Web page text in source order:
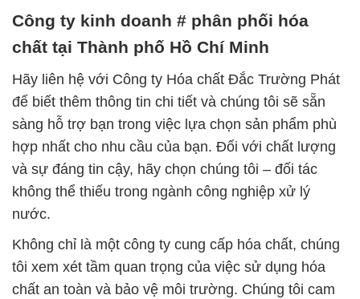
Công ty kinh doanh # phân phối hóa
chất tại Thành phố Hồ Chí Minh
Hãy liên hệ với Công ty Hóa chất Đắc Trường Phát
để biết thêm thông tin chi tiết và chúng tôi sẽ sẵn
sàng hỗ trợ bạn trong việc lựa chọn sản phẩm phù
hợp nhất cho nhu cầu của bạn. Đối với chất lượng
và sự đáng tin cậy, hãy chọn chúng tôi – đối tác
không thể thiếu trong ngành công nghiệp xử lý
nước.
Không chỉ là một công ty cung cấp hóa chất, chúng
tôi xem xét tầm quan trọng của việc sử dụng hóa
chất an toàn và bảo vệ môi trường. Chúng tôi cam